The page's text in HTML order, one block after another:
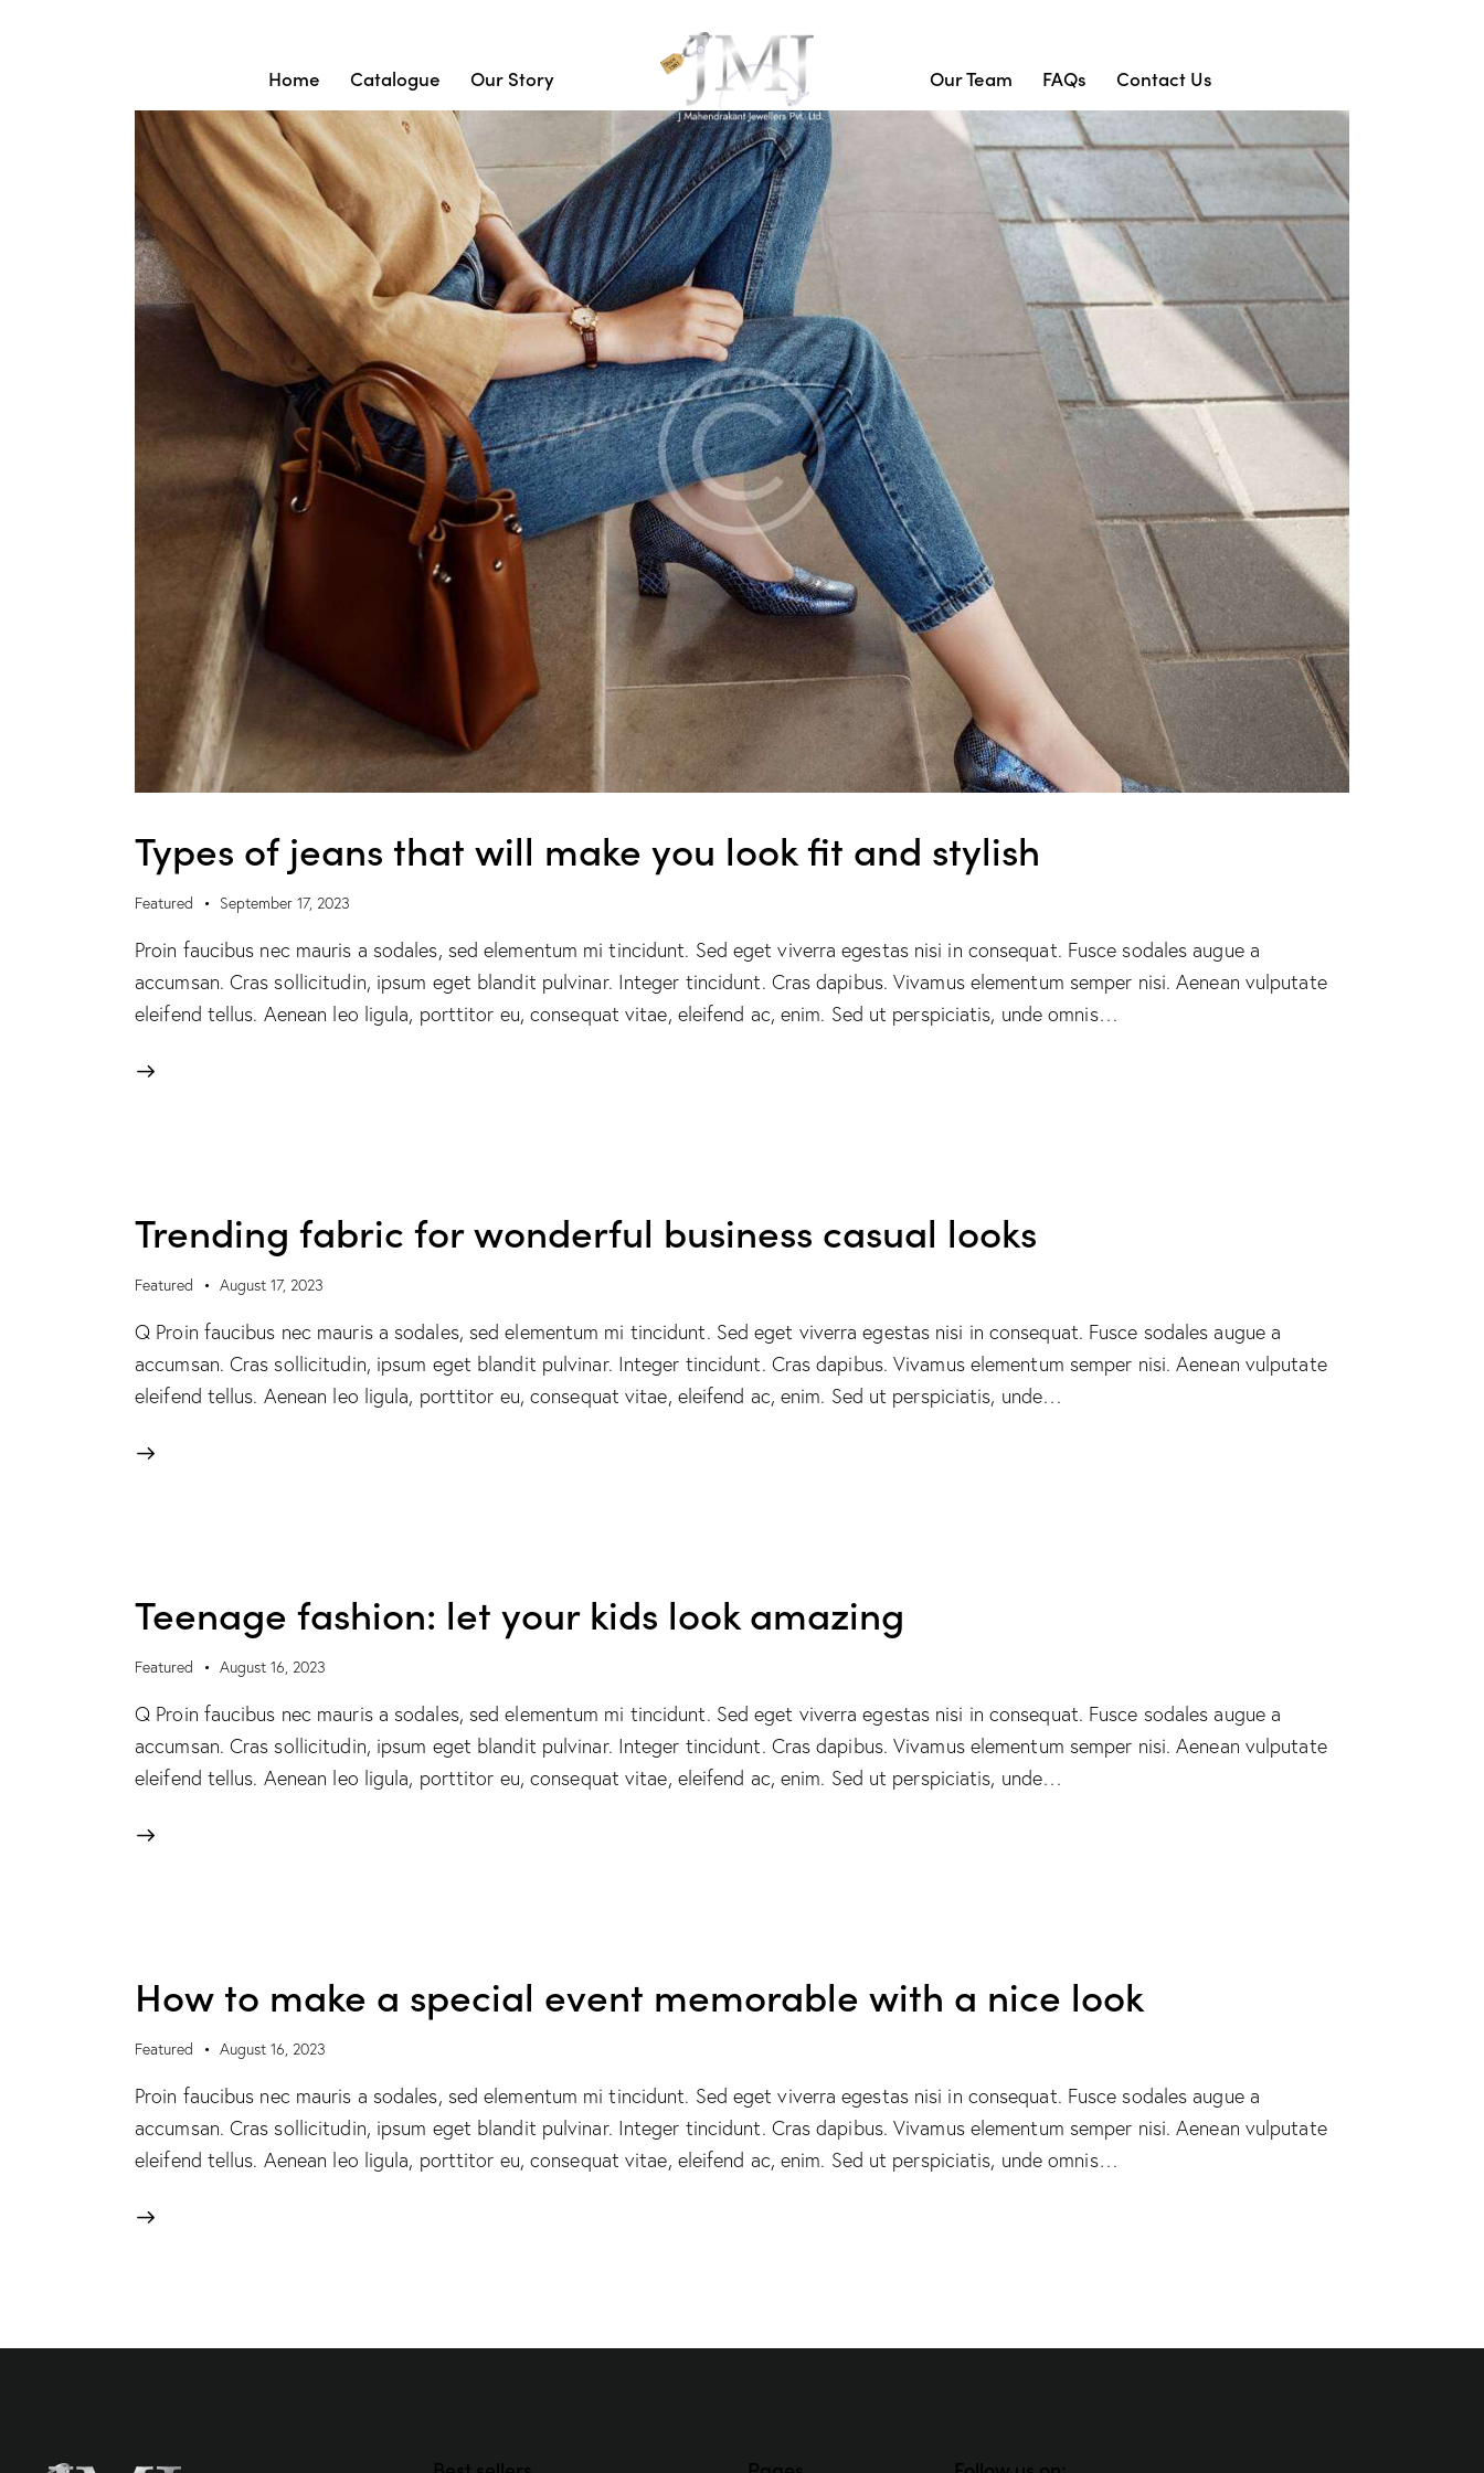
Home Catalogue Our Story Our Team FAQs Contact Us
Types of jeans that will make you look fit and stylish
Featured September 17, 2023
Proin faucibus nec mauris a sodales, sed elementum mi tincidunt. Sed eget viverra egestas nisi in consequat. Fusce sodales augue a
accumsan. Cras sollicitudin, ipsum eget blandit pulvinar. Integer tincidunt. Cras dapibus. Vivamus elementum semper nisi. Aenean vulputate
eleifend tellus. Aenean leo ligula, porttitor eu, consequat vitae, eleifend ac, enim. Sed ut perspiciatis, unde omnis…
Trending fabric for wonderful business casual looks
Featured August 17, 2023
Q Proin faucibus nec mauris a sodales, sed elementum mi tincidunt. Sed eget viverra egestas nisi in consequat. Fusce sodales augue a
accumsan. Cras sollicitudin, ipsum eget blandit pulvinar. Integer tincidunt. Cras dapibus. Vivamus elementum semper nisi. Aenean vulputate
eleifend tellus. Aenean leo ligula, porttitor eu, consequat vitae, eleifend ac, enim. Sed ut perspiciatis, unde…
Teenage fashion: let your kids look amazing
Featured August 16, 2023
Q Proin faucibus nec mauris a sodales, sed elementum mi tincidunt. Sed eget viverra egestas nisi in consequat. Fusce sodales augue a
accumsan. Cras sollicitudin, ipsum eget blandit pulvinar. Integer tincidunt. Cras dapibus. Vivamus elementum semper nisi. Aenean vulputate
eleifend tellus. Aenean leo ligula, porttitor eu, consequat vitae, eleifend ac, enim. Sed ut perspiciatis, unde…
How to make a special event memorable with a nice look
Featured August 16, 2023
Proin faucibus nec mauris a sodales, sed elementum mi tincidunt. Sed eget viverra egestas nisi in consequat. Fusce sodales augue a
accumsan. Cras sollicitudin, ipsum eget blandit pulvinar. Integer tincidunt. Cras dapibus. Vivamus elementum semper nisi. Aenean vulputate
eleifend tellus. Aenean leo ligula, porttitor eu, consequat vitae, eleifend ac, enim. Sed ut perspiciatis, unde omnis…